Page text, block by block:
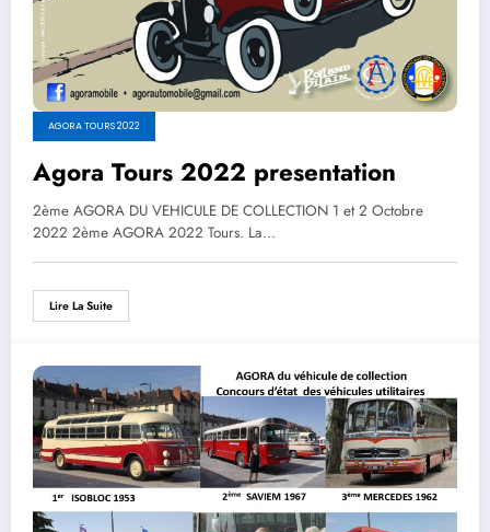
AGORA TOURS 2022
Agora Tours 2022 presentation
2ème AGORA DU VEHICULE DE COLLECTION 1 et 2 Octobre
2022 2ème AGORA 2022 Tours. La…
Lire La Suite